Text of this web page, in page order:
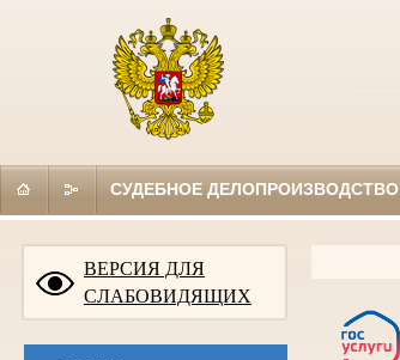
СУДЕБНОЕ ДЕЛОПРОИЗВОДСТВО
ВЕРСИЯ ДЛЯ
СЛАБОВИДЯЩИХ